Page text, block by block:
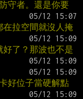
守者。還是你要
拉空間就沒人掩
了？那波也不是
好位子當硬解點